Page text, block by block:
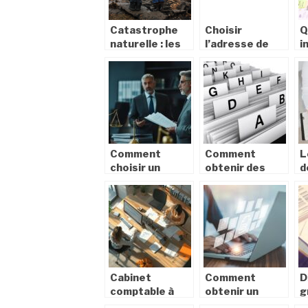
Catastrophe
naturelle : les
d’indemnisation
Choisir
l’adresse de
son entreprise
: quelles sont
les options ?
Comment
choisir un
d’avocats pour
obtenir une
indemnisation
après un
accident de la
route
Comment
obtenir des
sur les villes
françaises par
département
Cabinet
comptable à
Comment
obtenir un